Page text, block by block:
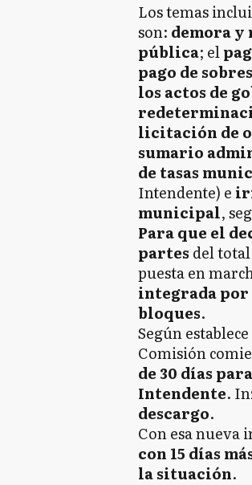
Los temas
son: demora
pública; el
pago de
los actos de
licitación de
sumario
de tasas
Intendente) e
municipal,
Para que el
partes del total
puesta en
integrada por
bloques.
Según
Comisión
de 30 días
Intendente.
descargo.
Con esa nueva
con 15 días
la situación.